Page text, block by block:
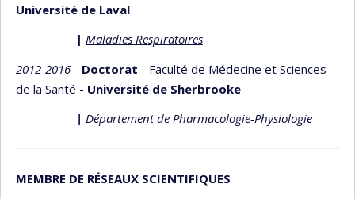
Université de Laval
| Maladies Respiratoires
2012-2016 - Doctorat - Faculté de Médecine et Sciences
de la Santé - Université de Sherbrooke
| Département de Pharmacologie-Physiologie
MEMBRE DE RÉSEAUX SCIENTIFIQUES